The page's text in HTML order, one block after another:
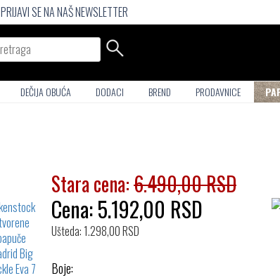
PRIJAVI SE NA NAŠ NEWSLETTER
DEČIJA OBUĆA DODACI BREND PRODAVNICE
Stara cena:6.490,00 RSD
Cena:5.192,00 RSD
Ušteda: 1.298,00 RSD
Boje: